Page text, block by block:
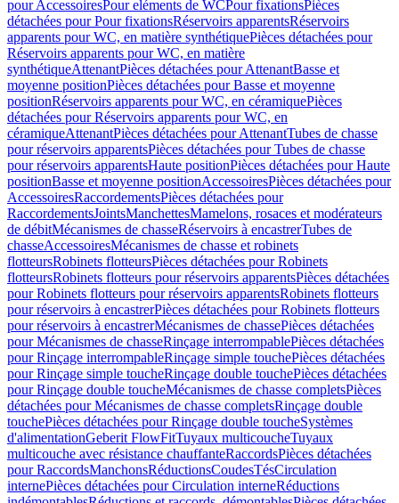
pour AccessoiresPour eléments de WCPour fixationsPièces
détachées pour Pour fixationsRéservoirs apparentsRéservoirs
apparents pour WC, en matière synthétiquePièces détachées pour
Réservoirs apparents pour WC, en matière
synthétiqueAttenantPièces détachées pour AttenantBasse et
moyenne positionPièces détachées pour Basse et moyenne
positionRéservoirs apparents pour WC, en céramiquePièces
détachées pour Réservoirs apparents pour WC, en
céramiqueAttenantPièces détachées pour AttenantTubes de chasse
pour réservoirs apparentsPièces détachées pour Tubes de chasse
pour réservoirs apparentsHaute positionPièces détachées pour Haute
positionBasse et moyenne positionAccessoiresPièces détachées pour
AccessoiresRaccordementsPièces détachées pour
RaccordementsJointsManchettesMamelons, rosaces et modérateurs
de débitMécanismes de chasseRéservoirs à encastrerTubes de
chasseAccessoiresMécanismes de chasse et robinets
flotteursRobinets flotteursPièces détachées pour Robinets
flotteursRobinets flotteurs pour réservoirs apparentsPièces détachées
pour Robinets flotteurs pour réservoirs apparentsRobinets flotteurs
pour réservoirs à encastrerPièces détachées pour Robinets flotteurs
pour réservoirs à encastrerMécanismes de chassePièces détachées
pour Mécanismes de chasseRinçage interrompablePièces détachées
pour Rinçage interrompableRinçage simple touchePièces détachées
pour Rinçage simple toucheRinçage double touchePièces détachées
pour Rinçage double toucheMécanismes de chasse completsPièces
détachées pour Mécanismes de chasse completsRinçage double
touchePièces détachées pour Rinçage double toucheSystèmes
d'alimentationGeberit FlowFitTuyaux multicoucheTuyaux
multicouche avec résistance chauffanteRaccordsPièces détachées
pour RaccordsManchonsRéductionsCoudesTésCirculation
internePièces détachées pour Circulation interneRéductions